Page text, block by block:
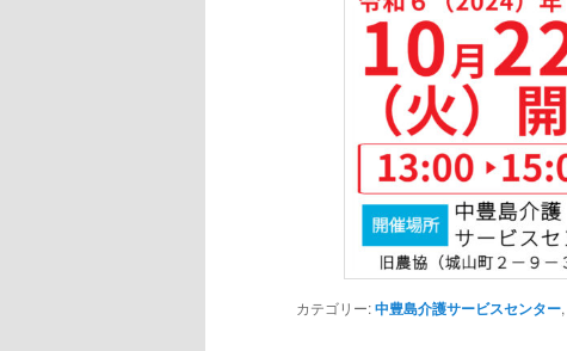
カテゴリー:中豊島介護サービスセンター,